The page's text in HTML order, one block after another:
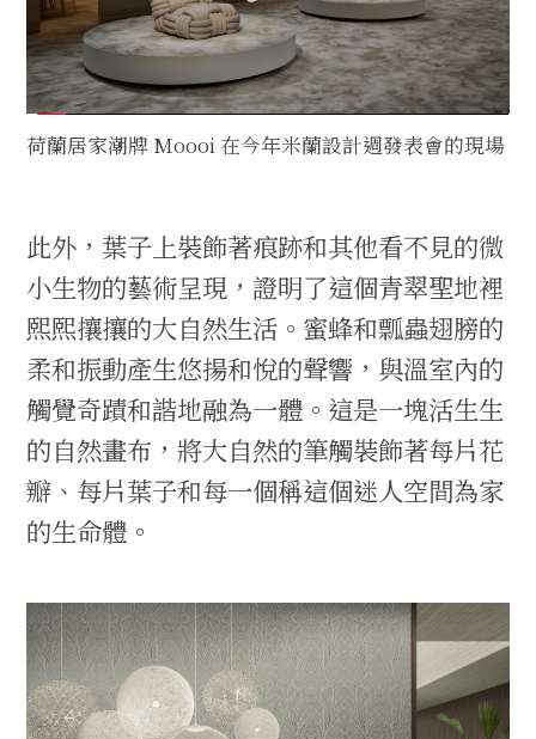
荷蘭居家潮牌 Moooi 在今年米蘭設計週發表會的現場
此外，葉子上裝飾著痕跡和其他看不見的微
小生物的藝術呈現，證明了這個青翠聖地裡
熙熙攘攘的大自然生活。蜜蜂和瓢蟲翅膀的
柔和振動產生悠揚和悅的聲響，與溫室內的
觸覺奇蹟和諧地融為一體。這是一塊活生生
的自然畫布，將大自然的筆觸裝飾著每片花
瓣、每片葉子和每一個稱這個迷人空間為家
的生命體。